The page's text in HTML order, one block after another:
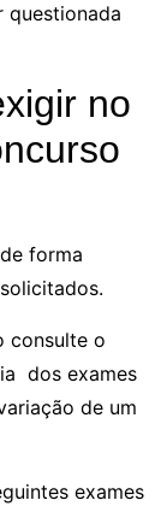
questionada
no
forma
consulte o
dos exames
de um
exames